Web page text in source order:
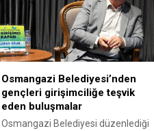
Abdurrahman Hilal’in cenaze
töreninin yarın öğle namazını
takiben Aksaray Ulu Camisi’nde
düzenleneceği ve resmi törenin...
Osmangazi Belediyesi’nden
gençleri girişimciliğe teşvik
eden buluşmalar
Osmangazi Belediyesi düzenlediği